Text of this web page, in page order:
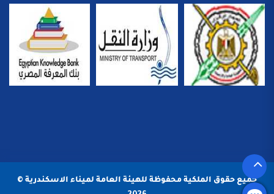
جميع حقوق الملكية محفوظة للهيئة العامة لميناء الاسكندرية ©